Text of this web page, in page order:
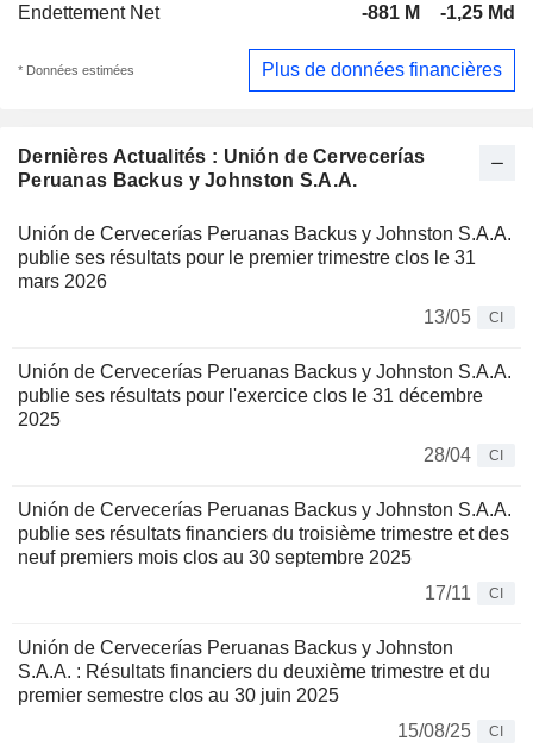
Dernières Actualités : Unión de Cervecerías
Peruanas Backus y Johnston S.A.A.
Unión de Cervecerías Peruanas Backus y Johnston S.A.A.
publie ses résultats pour le premier trimestre clos le 31
mars 2026
13/05
CI
Unión de Cervecerías Peruanas Backus y Johnston S.A.A.
publie ses résultats pour l'exercice clos le 31 décembre
2025
28/04
CI
Unión de Cervecerías Peruanas Backus y Johnston S.A.A.
publie ses résultats financiers du troisième trimestre et des
neuf premiers mois clos au 30 septembre 2025
17/11
CI
Unión de Cervecerías Peruanas Backus y Johnston
S.A.A. : Résultats financiers du deuxième trimestre et du
premier semestre clos au 30 juin 2025
15/08/25
CI
Endettement Net
-881 M -1,25 Md
* Données estimées Plus de données financières